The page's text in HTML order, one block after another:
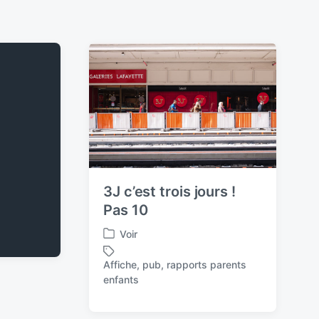
3J c’est trois jours !
Pas 10
P
o
s
t
Voir
T
a
Affiche, pub, rapports parents
enfants